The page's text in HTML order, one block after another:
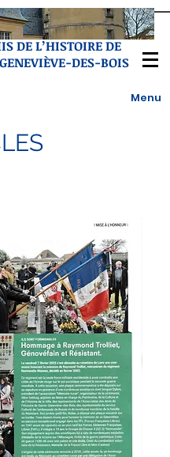
DE L’HISTOIRE DE
DES-BOIS
Menu